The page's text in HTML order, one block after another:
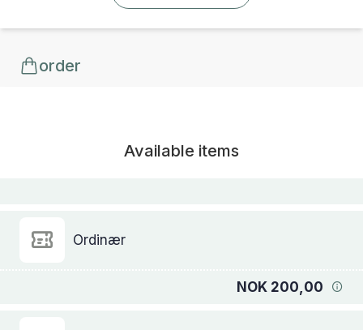
order
Available items
Ordinær
NOK 200,00